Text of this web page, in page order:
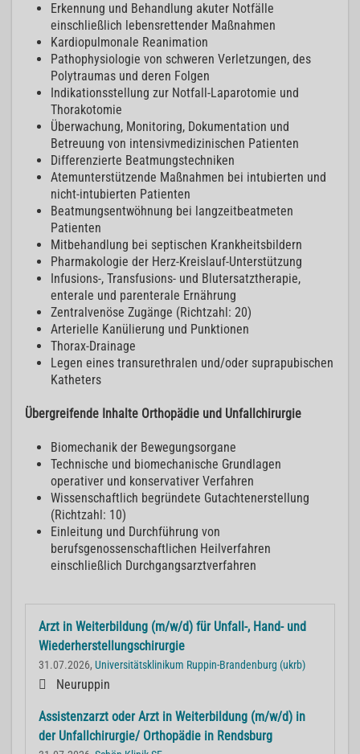
Erkennung und Behandlung akuter Notfälle
einschließlich lebensrettender Maßnahmen
Kardiopulmonale Reanimation
Pathophysiologie von schweren Verletzungen, des
Polytraumas und deren Folgen
Indikationsstellung zur Notfall-Laparotomie und
Thorakotomie
Überwachung, Monitoring, Dokumentation und
Betreuung von intensivmedizinischen Patienten
Differenzierte Beatmungstechniken
Atemunterstützende Maßnahmen bei intubierten und
nicht-intubierten Patienten
Beatmungsentwöhnung bei langzeitbeatmeten
Patienten
Mitbehandlung bei septischen Krankheitsbildern
Pharmakologie der Herz-Kreislauf-Unterstützung
Infusions-, Transfusions- und Blutersatztherapie,
enterale und parenterale Ernährung
Zentralvenöse Zugänge (Richtzahl: 20)
Arterielle Kanülierung und Punktionen
Thorax-Drainage
Legen eines transurethralen und/oder suprapubischen
Katheters
Übergreifende Inhalte Orthopädie und Unfallchirurgie
Biomechanik der Bewegungsorgane
Technische und biomechanische Grundlagen
operativer und konservativer Verfahren
Wissenschaftlich begründete Gutachtenerstellung
(Richtzahl: 10)
Einleitung und Durchführung von
berufsgenossenschaftlichen Heilverfahren
einschließlich Durchgangsarztverfahren
Arzt in Weiterbildung (m/w/d) für Unfall-, Hand- und
Wiederherstellungschirurgie
31.07.2026, Universitätsklinikum Ruppin-Brandenburg (ukrb)
Neuruppin
Assistenzarzt oder Arzt in Weiterbildung (m/w/d) in
der Unfallchirurgie/ Orthopädie in Rendsburg